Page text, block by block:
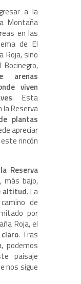
a la
Montaña
en las
de El
Roja, sino
arenas
viven
. Esta
la Reserva
plantas
apreciar
rincón
Reserva
, más bajo,
altitud. La
de
por
Roja, el
. Tras
podemos
paisaje
nos sigue